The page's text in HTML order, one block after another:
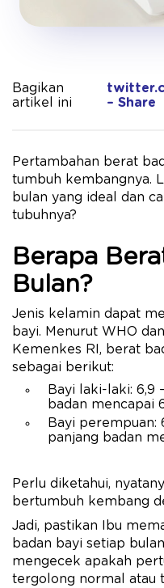
Bagikan
artikel ini
– Share
Pertambahan berat
tumbuh kembangnya.
bulan yang ideal dan
tubuhnya?
Berapa
Bulan?
Jenis kelamin dapat
bayi. Menurut WHO
Kemenkes RI, berat
sebagai berikut:
Bayi laki-laki: 6,9
badan mencapai
Bayi perempuan:
panjang badan
Perlu diketahui,
bertumbuh kembang
Jadi, pastikan Ibu
badan bayi setiap
mengecek apakah
tergolong normal atau